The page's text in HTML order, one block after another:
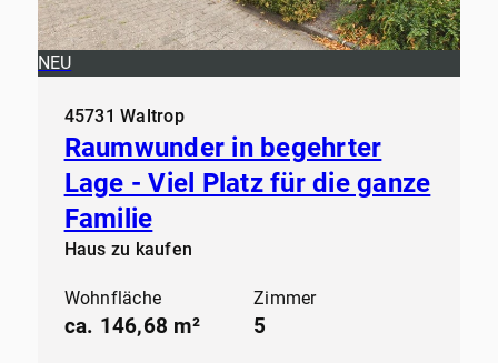
NEU
45731 Waltrop
Raumwunder in begehrter
Lage - Viel Platz für die ganze
Familie
Haus zu kaufen
Wohnfläche
ca. 146,68 m²
Zimmer
5